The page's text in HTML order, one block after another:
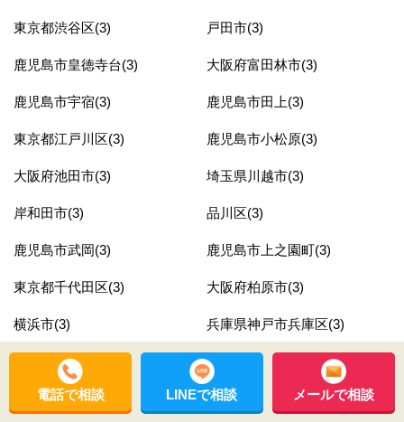
東京都渋谷区(3) 戸田市(3)
鹿児島市皇徳寺台(3) 大阪府富田林市(3)
鹿児島市宇宿(3) 鹿児島市田上(3)
東京都江戸川区(3) 鹿児島市小松原(3)
大阪府池田市(3) 埼玉県川越市(3)
岸和田市(3) 品川区(3)
鹿児島市武岡(3) 鹿児島市上之園町(3)
東京都千代田区(3) 大阪府柏原市(3)
横浜市(3) 兵庫県神戸市兵庫区(3)
足立区(3) 川崎市(2)
千葉県松戸市(2) 神奈川県横浜市南区(2)
電話で相談 LINEで相談 メールで相談